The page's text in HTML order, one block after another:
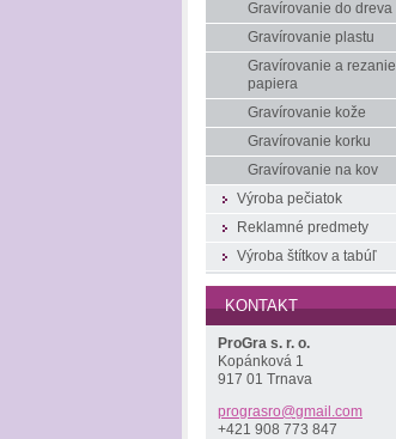
Gravírovanie do dreva
Gravírovanie plastu
Gravírovanie a rezanie
papiera
Gravírovanie kože
Gravírovanie korku
Gravírovanie na kov
Výroba pečiatok
Reklamné predmety
Výroba štítkov a tabúľ
KONTAKT
ProGra s. r. o.
Kopánková 1
917 01 Trnava
prograsro@gmail. com
+421 908 773 847